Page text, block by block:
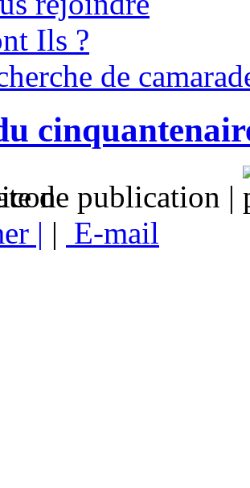
Ils ?
de
de publication |
| | E-mail